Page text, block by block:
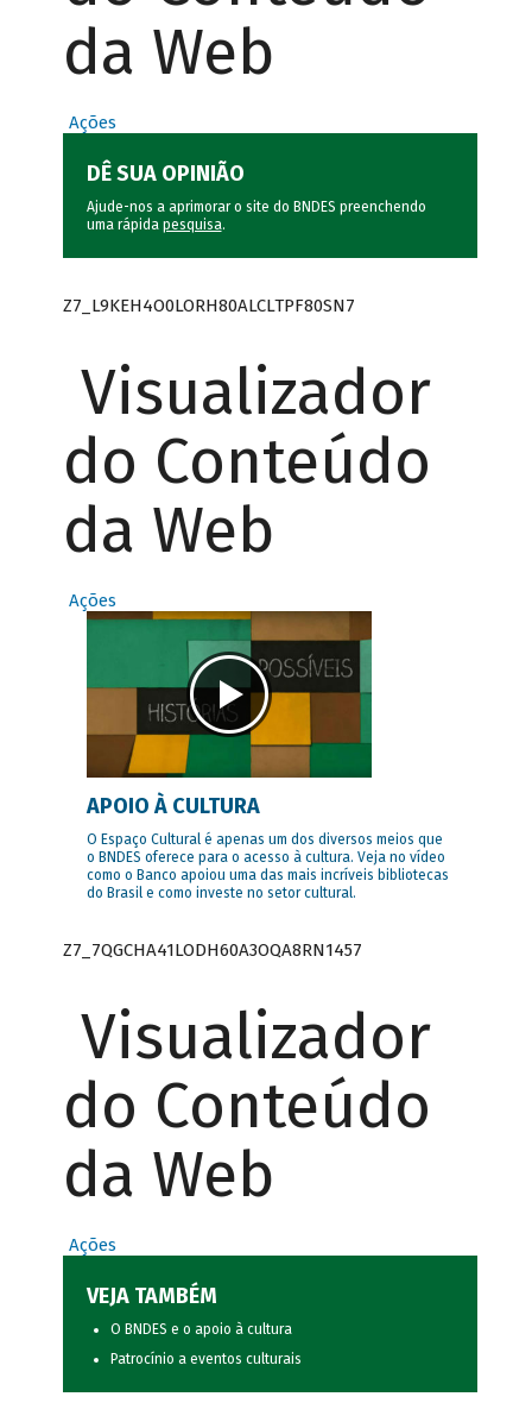
da Web
Ações
DÊ SUA OPINIÃO
Ajude-nos a aprimorar o site do BNDES preenchendo
uma rápida pesquisa.
Z7_L9KEH4O0LORH80ALCLTPF80SN7
Visualizador
do Conteúdo
da Web
Ações
APOIO À CULTURA
O Espaço Cultural é apenas um dos diversos meios que
o BNDES oferece para o acesso à cultura. Veja no vídeo
como o Banco apoiou uma das mais incríveis bibliotecas
do Brasil e como investe no setor cultural.
Z7_7QGCHA41LODH60A3OQA8RN1457
Visualizador
do Conteúdo
da Web
Ações
VEJA TAMBÉM
O BNDES e o apoio à cultura
Patrocínio a eventos culturais